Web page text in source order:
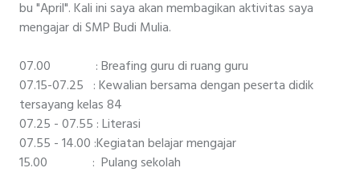
bu "April". Kali ini saya akan membagikan aktivitas saya
mengajar di SMP Budi Mulia.
07.00 : Breafing guru di ruang guru
07.15-07.25 : Kewalian bersama dengan peserta didik
tersayang kelas 84
07.25 - 07.55 : Literasi
07.55 - 14.00 :Kegiatan belajar mengajar
15.00 : Pulang sekolah